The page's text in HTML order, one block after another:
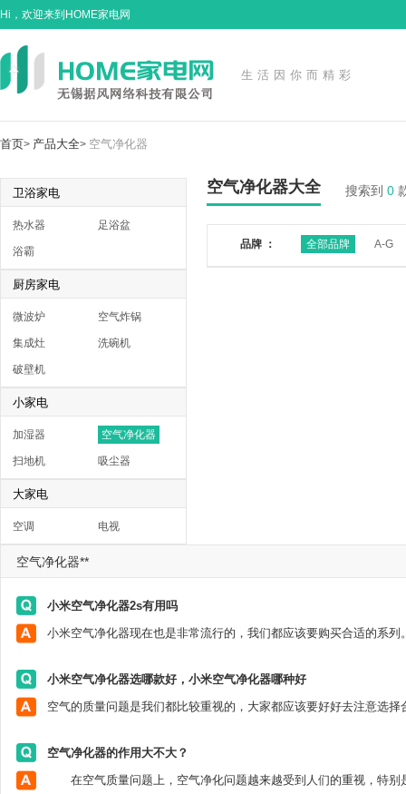
Hi，欢迎来到HOME家电网
生活因你而精彩
首页> 产品大全> 空气净化器
卫浴家电
热水器 足浴盆
浴霸
厨房家电
微波炉 空气炸锅
集成灶 洗碗机
破壁机
小家电
加湿器 空气净化器
扫地机 吸尘器
大家电
空调 电视
空气净化器大全 搜索到 0
品牌 ： 全部品牌 A-G
空气净化器**
小米空气净化器2s有用吗
小米空气净化器选哪款好，小米空气净化器哪种好
空气净化器的作用大不大？